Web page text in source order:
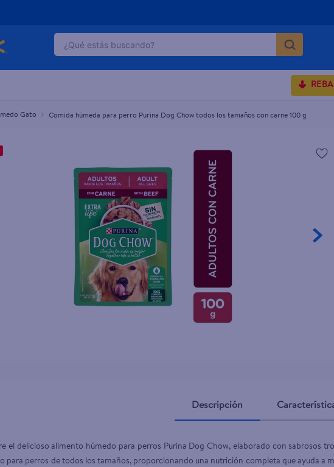
¿Qué estás buscando?
Gato Comida húmeda para perro Purina Dog Chow todos los tamaños con carne 100 g
para perro Purina Dog Chow todos los tamaños con carne 100 g
Descripción
el delicioso alimento húmedo para perros Purina Dog Chow, elaborado con sabrosos
para perros de todos los tamaños, proporcionando una nutrición completa que ayuda a
TÉRMINOS MÁS BUSCADOS
5.
crema ponds
.
herbal rosa
.
ponds
venus gillette
aceite
. tip top